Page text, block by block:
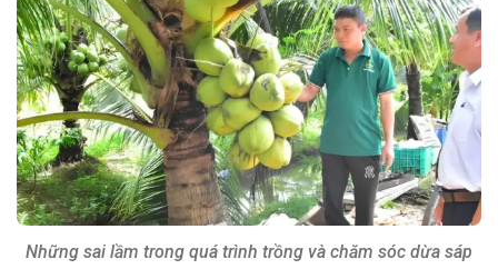
Những sai lầm trong quá trình trồng và chăm sóc dừa sáp